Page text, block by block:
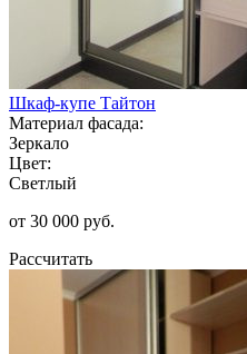
Шкаф-купе Тайтон
Материал фасада:
Зеркало
Цвет:
Светлый
от 30 000 руб.
Рассчитать